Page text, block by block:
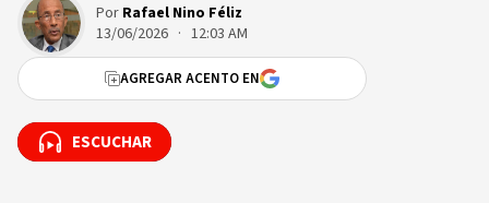
Por Rafael Nino Féliz
13/06/2026 · 12:03 AM
AGREGAR ACENTO EN
ESCUCHAR
ESCUCHAR